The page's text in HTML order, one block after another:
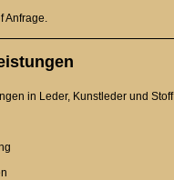
Anfrage.
in Leder, Kunstleder und Stoff